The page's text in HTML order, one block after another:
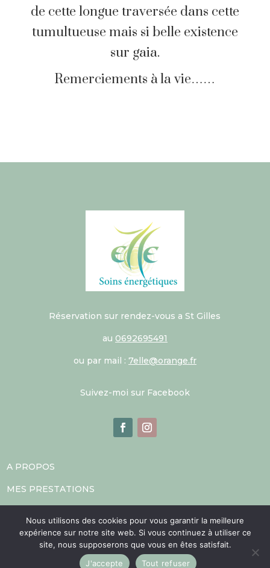
de cette longue traversée dans cette
tumultueuse mais si belle existence
sur gaia.
Remerciements à la vie……
Réservation sur rendez-vous a St Gilles
au 0692695491
ou par mail : 7elle@orange.fr
Suivez-moi sur Facebook
A PROPOS
MES PRESTATIONS
MÉDITATIONS ET BAINS SONORES
-CHI CHUAN/QI GONG
Nous utilisons des cookies pour vous garantir la meilleure
expérience sur notre site web. Si vous continuez à utiliser ce
site, nous supposerons que vous en êtes satisfait.
J'accepte
Tout refuser